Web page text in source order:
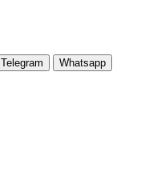
Telegram Whatsapp